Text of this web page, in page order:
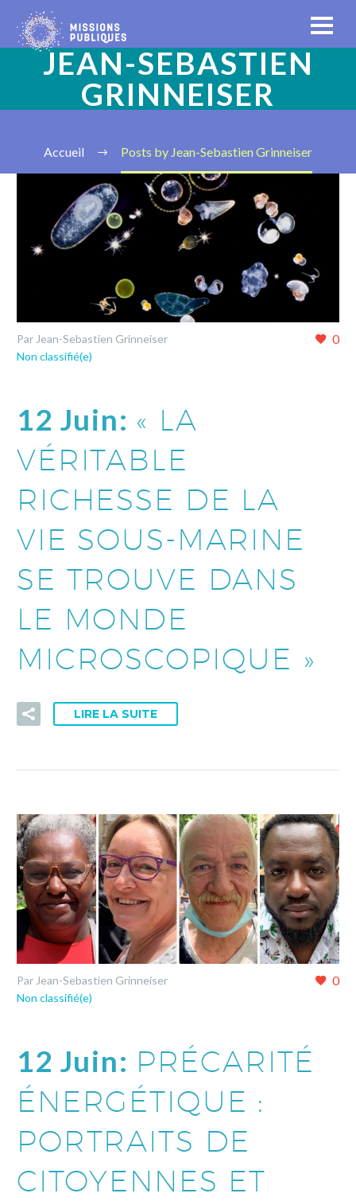
JEAN-SEBASTIEN
GRINNEISER
Accueil Posts by Jean-Sebastien Grinneiser
0
Par Jean-Sebastien Grinneiser
Non classifié(e)
12 Juin: « LA
VÉRITABLE
RICHESSE DE LA
VIE SOUS-MARINE
SE TROUVE DANS
LE MONDE
MICROSCOPIQUE »
LIRE LA SUITE
0
Par Jean-Sebastien Grinneiser
Non classifié(e)
12 Juin: PRÉCARITÉ
ÉNERGÉTIQUE :
PORTRAITS DE
CITOYENNES ET